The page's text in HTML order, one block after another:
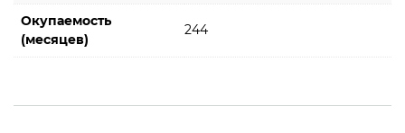
Окупаемость
(месяцев)
244